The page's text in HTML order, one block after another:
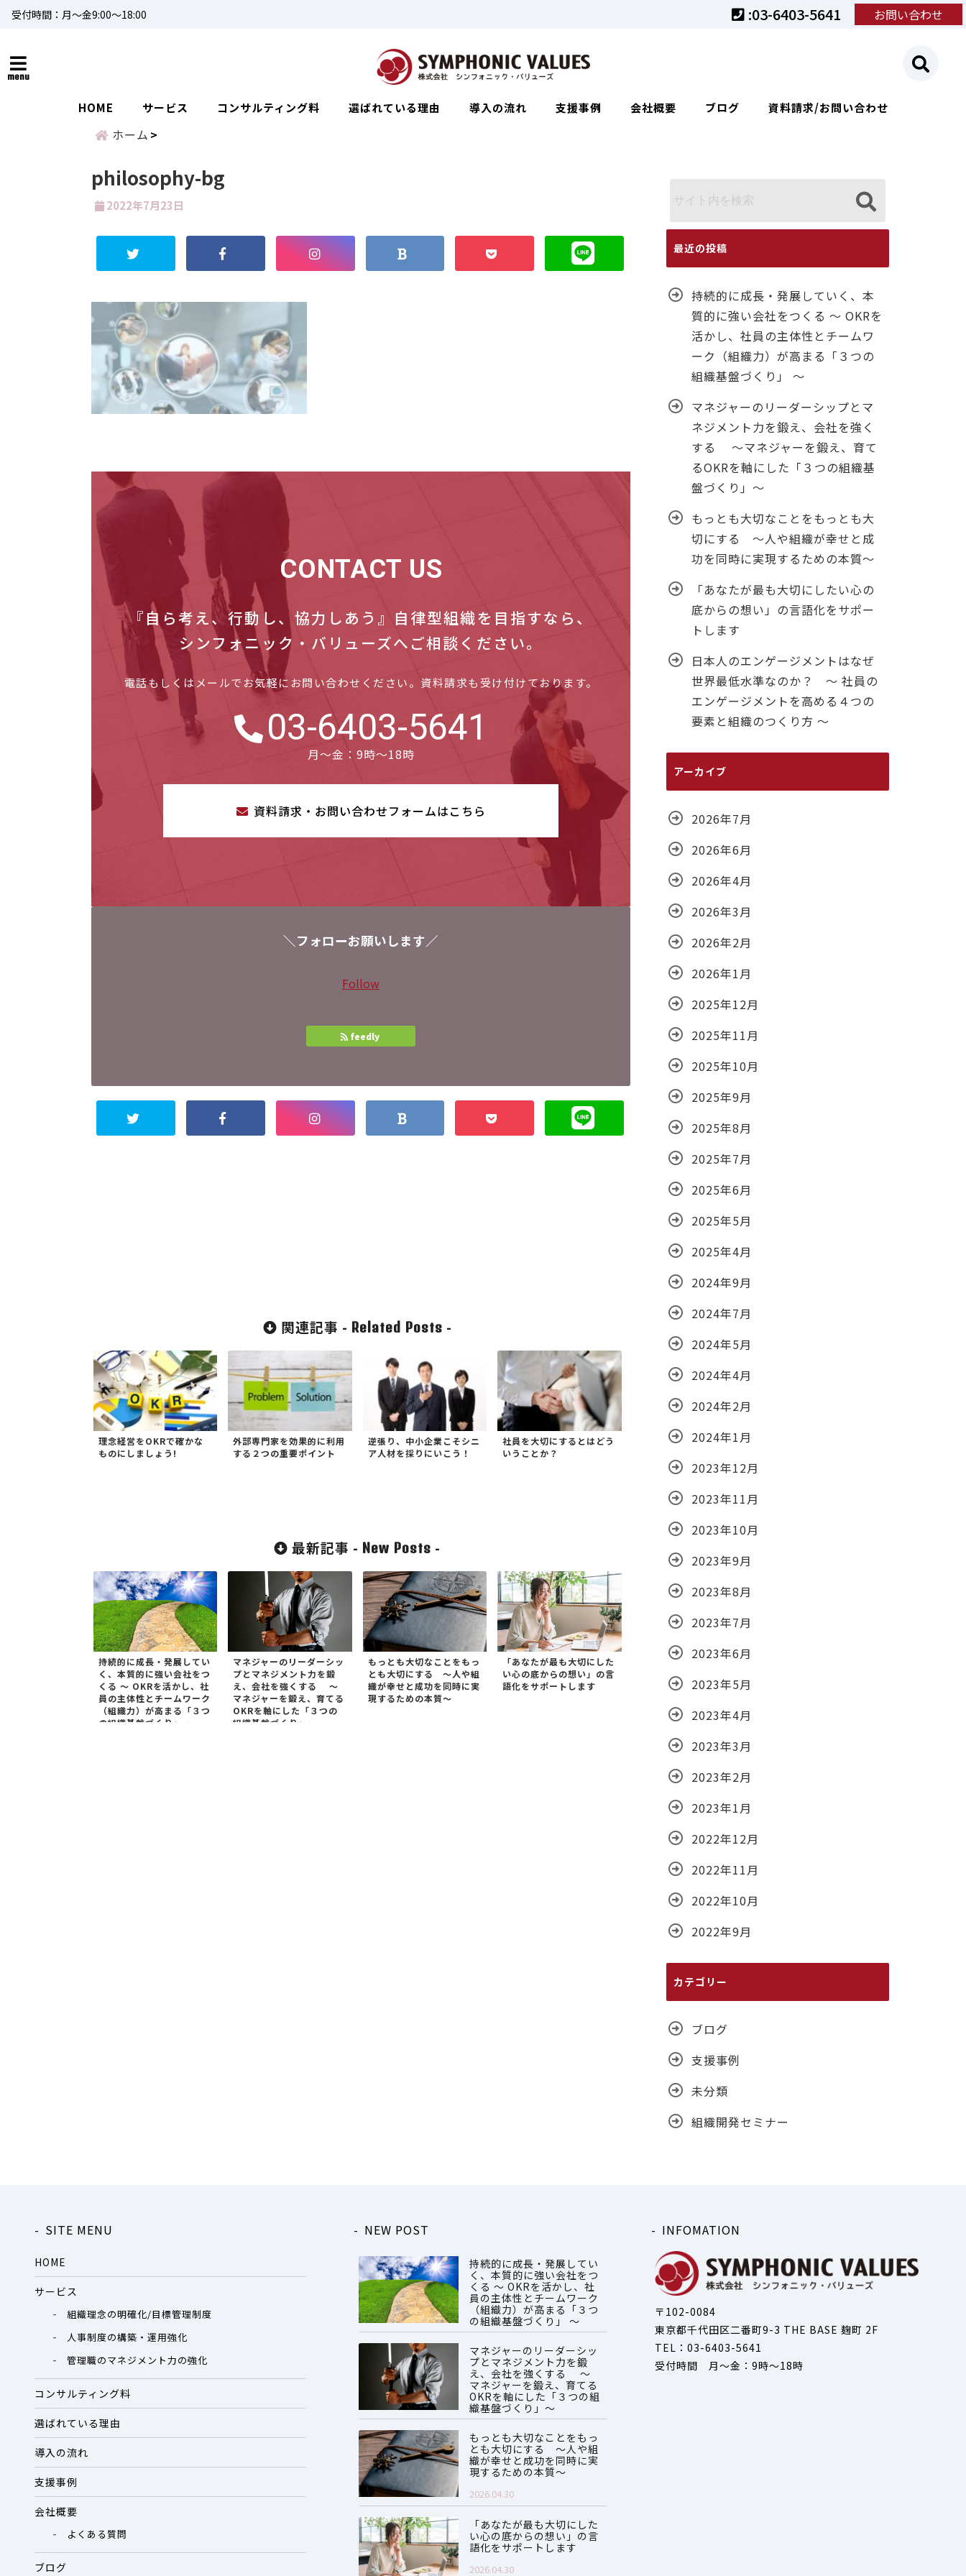
受付時間：月～金9:00～18:00 お問い合わせ
:03-6403-5641
menu
HOME サービス コンサルティング料 選ばれている理由 導入の流れ 支援事例 会社概要 ブログ 資料請求/お問い合わせ
ホーム
philosophy-bg
2022年7月23日
CONTACT US
『自ら考え、行動し、協力しあう』自律型組織を目指すなら、
シンフォニック・バリューズへご相談ください。
電話もしくはメールでお気軽にお問い合わせください。資料請求も受け付けております。
03-6403-5641
月～金：9時～18時
資料請求・お問い合わせフォームはこちら
＼フォローお願いします／
Follow
feedly
関連記事 - Related Posts -
理念経営をOKRで確かな
ものにしましょう!
外部専門家を効果的に利用
する２つの重要ポイント
逆張り、中小企業こそシニ
ア人材を採りにいこう！
社員を大切にするとはどう
いうことか？
最新記事 - New Posts -
持続的に成長・発展してい
く、本質的に強い会社をつ
くる ～ OKRを活かし、社
員の主体性とチームワーク
（組織力）が高まる「３つ
の組織基盤づくり」 ～
マネジャーのリーダーシッ
プとマネジメント力を鍛
え、会社を強くする ～
マネジャーを鍛え、育てる
OKRを軸にした「３つの
組織基盤づくり」～
もっとも大切なことをもっ
とも大切にする ～人や組
織が幸せと成功を同時に実
現するための本質～
「あなたが最も大切にした
い心の底からの想い」の言
語化をサポートします
最近の投稿
持続的に成長・発展していく、本
質的に強い会社をつくる ～ OKRを
活かし、社員の主体性とチームワ
ーク（組織力）が高まる「３つの
組織基盤づくり」 ～
マネジャーのリーダーシップとマ
ネジメント力を鍛え、会社を強く
する ～マネジャーを鍛え、育て
るOKRを軸にした「３つの組織基
盤づくり」～
もっとも大切なことをもっとも大
切にする ～人や組織が幸せと成
功を同時に実現するための本質～
「あなたが最も大切にしたい心の
底からの想い」の言語化をサポー
トします
日本人のエンゲージメントはなぜ
世界最低水準なのか？ ～ 社員の
エンゲージメントを高める４つの
要素と組織のつくり方 ～
アーカイブ
2026年7月
2026年6月
2026年4月
2026年3月
2026年2月
2026年1月
2025年12月
2025年11月
2025年10月
2025年9月
2025年8月
2025年7月
2025年6月
2025年5月
2025年4月
2024年9月
2024年7月
2024年5月
2024年4月
2024年2月
2024年1月
2023年12月
2023年11月
2023年10月
2023年9月
2023年8月
2023年7月
2023年6月
2023年5月
2023年4月
2023年3月
2023年2月
2023年1月
2022年12月
2022年11月
2022年10月
2022年9月
カテゴリー
ブログ
支援事例
未分類
組織開発セミナー
SITE MENU
HOME
サービス
組織理念の明確化/目標管理制度
人事制度の構築・運用強化
管理職のマネジメント力の強化
コンサルティング料
選ばれている理由
導入の流れ
支援事例
会社概要
よくある質問
ブログ
NEW POST
持続的に成長・発展してい
く、本質的に強い会社をつ
くる ～ OKRを活かし、社
員の主体性とチームワーク
（組織力）が高まる「３つ
の組織基盤づくり」 ～
2026.07.28
マネジャーのリーダーシッ
プとマネジメント力を鍛
え、会社を強くする ～
マネジャーを鍛え、育てる
OKRを軸にした「３つの組
織基盤づくり」～
2026.06.08
もっとも大切なことをもっ
とも大切にする ～人や組
織が幸せと成功を同時に実
現するための本質～
2026.04.30
「あなたが最も大切にした
い心の底からの想い」の言
語化をサポートします
2026.04.30
INFOMATION
〒102-0084
東京都千代田区二番町9-3 THE BASE 麹町 2F
TEL：03-6403-5641
受付時間 月～金：9時～18時